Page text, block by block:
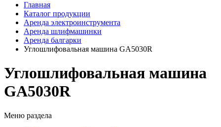
Главная
Каталог продукции
Аренда электроинструмента
Аренда шлифмашинки
Аренда балгарки
Углошлифовальная машина GA5030R
Углошлифовальная машина
GA5030R
Меню раздела